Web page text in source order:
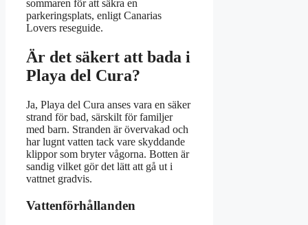
sommaren för att säkra en
parkeringsplats, enligt Canarias
Lovers reseguide.
Är det säkert att bada i
Playa del Cura?
Ja, Playa del Cura anses vara en säker
strand för bad, särskilt för familjer
med barn. Stranden är övervakad och
har lugnt vatten tack vare skyddande
klippor som bryter vågorna. Botten är
sandig vilket gör det lätt att gå ut i
vattnet gradvis.
Vattenförhållanden